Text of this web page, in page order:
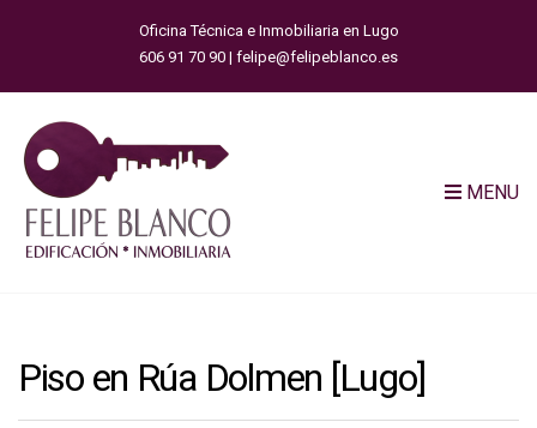
Oficina Técnica e Inmobiliaria en Lugo
606 91 70 90 | felipe@felipeblanco.es
MENU
Piso en Rúa Dolmen [Lugo]